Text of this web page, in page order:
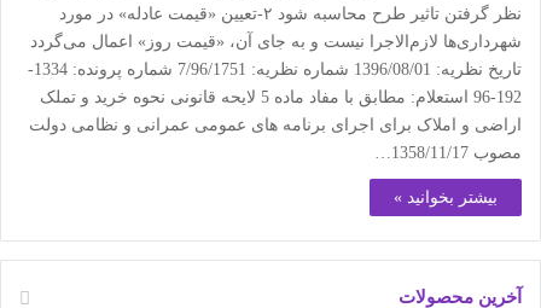
نظر گرفتن تاثیر طرح محاسبه شود ۲-تعیین «قیمت عادله» در مورد
شهرداری‌ها لازم‌الاجرا نیست و به جای آن، «قیمت روز» اعمال می‌گردد
تاریخ نظریه: 1396/08/01 شماره نظریه: 7/96/1751 شماره پرونده: 1334-
192-96 استعلام: مطابق با مفاد ماده 5 لایحه قانونی نحوه خرید و تملک
اراضی و املاک برای اجرای برنامه های عمومی عمرانی و نظامی دولت
مصوب 1358/11/17…
بیشتر بخوانید »
آخرین محصولات